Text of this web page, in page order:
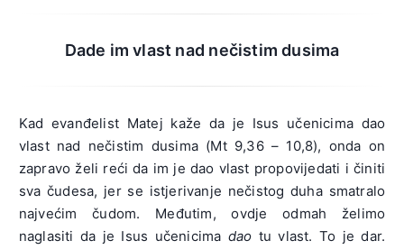
Dade im vlast nad nečistim dusima
Kad evanđelist Matej kaže da je Isus učenicima dao
vlast nad nečistim dusima (Mt 9,36 – 10,8), onda on
zapravo želi reći da im je dao vlast propovijedati i činiti
sva čudesa, jer se istjerivanje nečistog duha smatralo
najvećim čudom. Međutim, ovdje odmah želimo
naglasiti da je Isus učenicima dao tu vlast. To je dar.